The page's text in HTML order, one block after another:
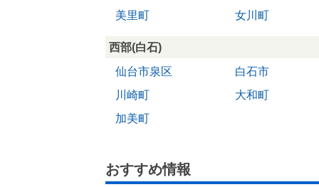
美里町
女川町
西部(白石)
仙台市泉区
白石市
川崎町
大和町
加美町
おすすめ情報